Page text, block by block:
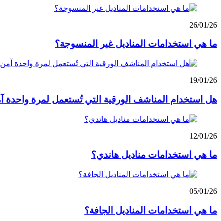
26/01/26
ما هي استخدامات المناديل غير المنسوجة؟
19/01/26
هل استخدام المناشف الورقية التي تُستعمل لمرة واحدة
12/01/26
ما هي استخدامات مناديل هاندي؟
05/01/26
ما هي استخدامات المناديل الجافة؟